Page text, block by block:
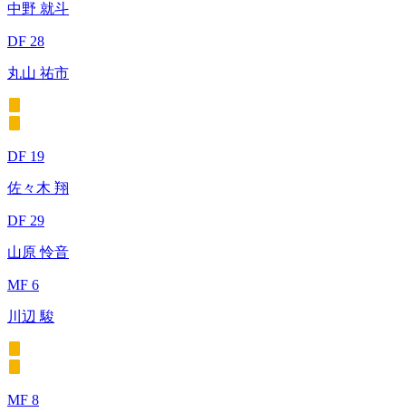
中野 就斗
DF 28
丸山 祐市
DF 19
佐々木 翔
DF 29
山原 怜音
MF 6
川辺 駿
MF 8